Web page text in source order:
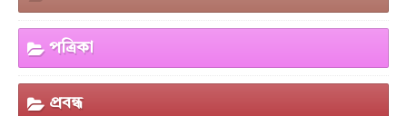
পত্রিকা
প্রবন্ধ